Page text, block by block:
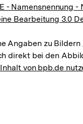
- Namensnennung -
Bearbeitung 3.0
Angaben zu
direkt bei den
von bpb.de